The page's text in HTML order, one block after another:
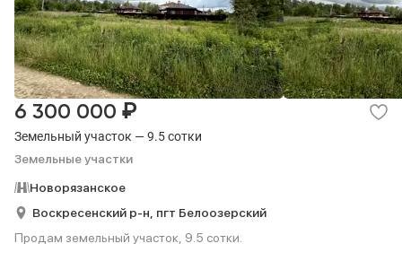
Земельный участок — 9.5 сотки
Земельные участки
6 300 000 ₽
Новорязанское
Воскресенский р-н, пгт Белоозерский
Продам земельный участок, 9.5 сотки.